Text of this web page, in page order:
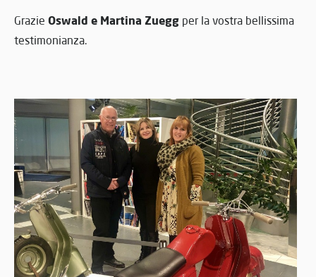
Grazie Oswald e Martina Zuegg per la vostra bellissima
testimonianza.